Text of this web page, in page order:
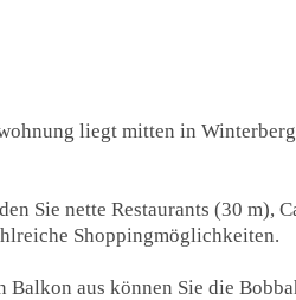
liegt mitten in
Sie nette Restaurants (30 m),
Shoppingmöglichkeiten.
Balkon aus können Sie die